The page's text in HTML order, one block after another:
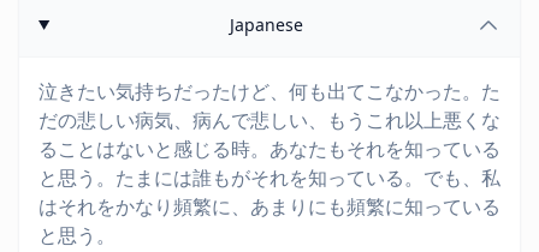
Japanese
泣きたい気持ちだったけど、何も出てこなかった。た
だの悲しい病気、病んで悲しい、もうこれ以上悪くな
ることはないと感じる時。あなたもそれを知っている
と思う。たまには誰もがそれを知っている。でも、私
はそれをかなり頻繁に、あまりにも頻繁に知っている
と思う。